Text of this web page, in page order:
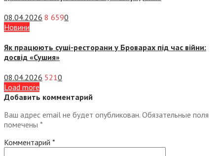
08.04.2026 8 6590
Новини
Як працюють суші-ресторани у Броварах під час війни:
досвід «Сушия»
08.04.2026 5210
Load more
Добавить комментарий
Ваш адрес email не будет опубликован. Обязательные поля
помечены *
Комментарий *